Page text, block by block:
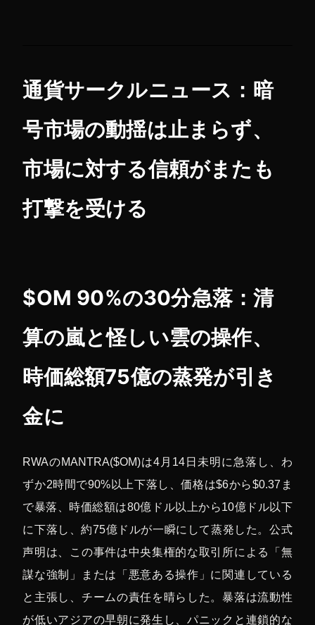
通貨サークルニュース： 暗
号市場の動揺は止まらず、
市場に対する信頼がまたも
打撃を受ける
$OM 90%の30分急落：清
算の嵐と怪しい雲の操作、
時価総額75億の蒸発が引き
金に
RWAのMANTRA($OM)は4月14日未明に急落し、わ
ずか2時間で90%以上下落し、価格は$6から$0.37ま
で暴落、時価総額は80億ドル以上から10億ドル以下
に下落し、約75億ドルが一瞬にして蒸発した。公式
声明は、この事件は中央集権的な取引所による「無
謀な強制」または「悪意ある操作」に関連している
と主張し、チームの責任を晴らした。暴落は流動性
が低いアジアの早朝に発生し、パニックと連鎖的な